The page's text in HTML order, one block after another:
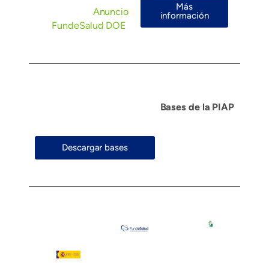
Anuncio
FundeSalud DOE
Más
información
Bases de la PIAP
Descargar bases